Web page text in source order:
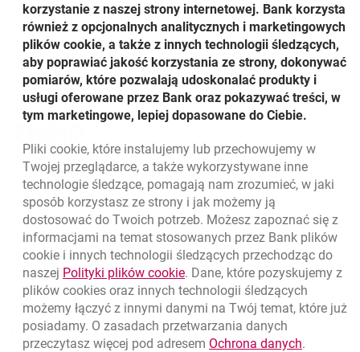
Regulamin korzystania z Platformy goodie.pl dostępny jest
pod linkiem:www.goodie.pl/regulaminotwiera się w nowej
otwiera się w nowej
.
*Źródło:Statistaotwiera się w nowej karcie
otwiera się w nowej karcie
Udostępnij
otwiera się w nowej karcie
otwiera się w nowej karcie
otwiera się w nowej karcie
Powrót do listy
Nawigacja dolna
Zadzwoń do nas
801 331 331
(+48) 22 598 40 40
Migam
Znajdź placówkę lub bankomat otwiera się w nowej karcie
korzystanie z naszej strony internetowej. Bank korzysta
również z opcjonalnych analitycznych i marketingowych
plików cookie, a także z innych technologii śledzących,
aby poprawiać jakość korzystania ze strony, dokonywać
pomiarów, które pozwalają udoskonalać produkty i
usługi oferowane przez Bank oraz pokazywać treści, w
tym marketingowe, lepiej dopasowane do Ciebie.
Pliki cookie, które instalujemy lub przechowujemy w
Twojej przeglądarce, a także wykorzystywane inne
technologie śledzące, pomagają nam zrozumieć, w jaki
sposób korzystasz ze strony i jak możemy ją
dostosować do Twoich potrzeb. Możesz zapoznać się z
informacjami na temat stosowanych przez Bank plików
cookie i innych technologii śledzących przechodząc do
naszej Polityki plików cookielink otwiera się w nowym oknie
. Dane, które pozyskujemy z
plików cookies oraz innych technologii śledzących
możemy łączyć z innymi danymi na Twój temat, które już
posiadamy. O zasadach przetwarzania danych
przeczytasz więcej pod adresem Ochrona danychlink
.